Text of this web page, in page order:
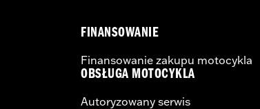
FINANSOWANIE
Finansowanie zakupu motocykla
OBSŁUGA MOTOCYKLA
Autoryzowany serwis